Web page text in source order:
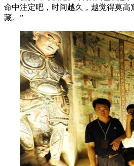
命中注定吧，时间越久，越觉得莫高
藏。”